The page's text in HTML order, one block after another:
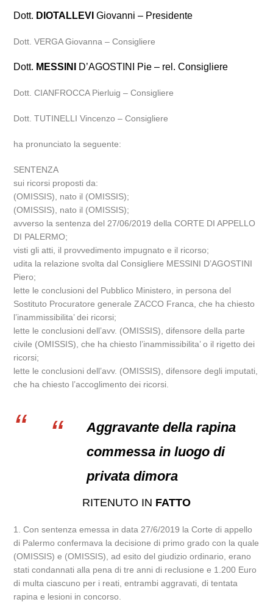
Dott. DIOTALLEVI Giovanni – Presidente
Dott. VERGA Giovanna – Consigliere
Dott. MESSINI D’AGOSTINI Pie – rel. Consigliere
Dott. CIANFROCCA Pierluig – Consigliere
Dott. TUTINELLI Vincenzo – Consigliere
ha pronunciato la seguente:
SENTENZA
sui ricorsi proposti da:
(OMISSIS), nato il (OMISSIS);
(OMISSIS), nato il (OMISSIS);
avverso la sentenza del 27/06/2019 della CORTE DI APPELLO
DI PALERMO;
visti gli atti, il provvedimento impugnato e il ricorso;
udita la relazione svolta dal Consigliere MESSINI D’AGOSTINI
Piero;
lette le conclusioni del Pubblico Ministero, in persona del
Sostituto Procuratore generale ZACCO Franca, che ha chiesto
l’inammissibilita’ dei ricorsi;
lette le conclusioni dell’avv. (OMISSIS), difensore della parte
civile (OMISSIS), che ha chiesto l’inammissibilita’ o il rigetto dei
ricorsi;
lette le conclusioni dell’avv. (OMISSIS), difensore degli imputati,
che ha chiesto l’accoglimento dei ricorsi.
Aggravante della rapina
commessa in luogo di
privata dimora
RITENUTO IN FATTO
1. Con sentenza emessa in data 27/6/2019 la Corte di appello
di Palermo confermava la decisione di primo grado con la quale
(OMISSIS) e (OMISSIS), ad esito del giudizio ordinario, erano
stati condannati alla pena di tre anni di reclusione e 1.200 Euro
di multa ciascuno per i reati, entrambi aggravati, di tentata
rapina e lesioni in concorso.